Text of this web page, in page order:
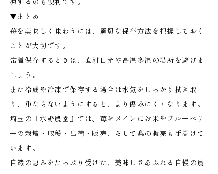
▼まとめ
苺を美味しく味わうには、適切な保存方法を把握しておく
ことが大切です。
常温保存するときは、直射日光や高温多湿の場所を避けま
しょう。
また冷蔵や冷凍で保存する場合は水気をしっかり拭き取
り、重ならないようにすると、より傷みにくくなります。
埼玉の『水野農園』では、苺をメインにお米やブルーベリ
ーの栽培・収穫・出荷・販売、そして梨の販売も手掛けて
います。
自然の恵みをたっぷり受けた、美味しさあふれる自慢の農